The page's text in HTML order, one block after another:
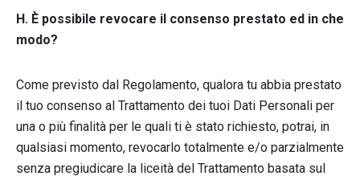
H. È possibile revocare il consenso prestato ed in che
modo?
Come previsto dal Regolamento, qualora tu abbia prestato
il tuo consenso al Trattamento dei tuoi Dati Personali per
una o più finalità per le quali ti è stato richiesto, potrai, in
qualsiasi momento, revocarlo totalmente e/o parzialmente
senza pregiudicare la liceità del Trattamento basata sul